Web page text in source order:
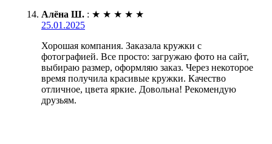
Алёна Ш. : ★ ★ ★ ★ ★
25.01.2025
Хорошая компания. Заказала кружки с
фотографией. Все просто: загружаю фото на сайт,
выбираю размер, оформляю заказ. Через некоторое
время получила красивые кружки. Качество
отличное, цвета яркие. Довольна! Рекомендую
друзьям.